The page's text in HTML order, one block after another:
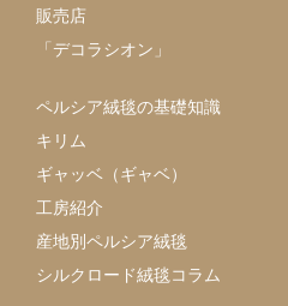
販売店
「デコラシオン」
ペルシア絨毯の基礎知識
キリム
ギャッベ（ギャベ）
工房紹介
産地別ペルシア絨毯
シルクロード絨毯コラム